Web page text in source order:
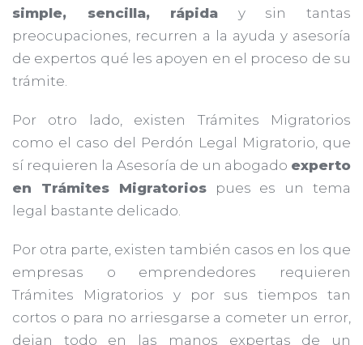
simple, sencilla, rápida y sin tantas
preocupaciones, recurren a la ayuda y asesoría
de expertos qué les apoyen en el proceso de su
trámite.
Por otro lado, existen Trámites Migratorios
como el caso del Perdón Legal Migratorio, que
sí requieren la Asesoría de un abogado experto
en Trámites Migratoriospues es un tema
legal bastante delicado.
Por otra parte, existen también casos en los que
empresas o emprendedores requieren
Trámites Migratorios y por sus tiempos tan
cortos o para no arriesgarse a cometer un error,
dejan todo en las manos expertas de un